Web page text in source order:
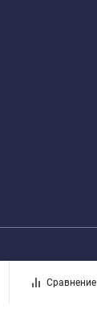
Сравнение